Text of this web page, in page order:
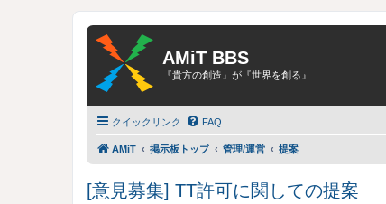
AMiT BBS
『貴方の創造』が『世界を創る』
クイックリンク FAQ
AMiT 掲示板トップ 管理/運営 提案
[意見募集] TT許可に関しての提案